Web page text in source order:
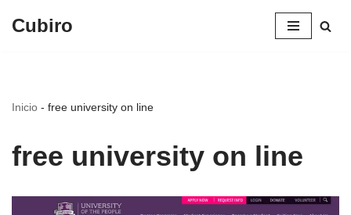
Cubiro
Inicio - free university on line
free university on line